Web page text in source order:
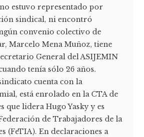
estuvo representado por
sindical, ni encontró
convenio colectivo de
Marcelo Mena Muñoz, tiene
General del ASIJEMIN
tenía sólo 26 años.
cuenta con la
está enrolado en la CTA de
que lidera Hugo Yasky y es
de Trabajadores de la
(FeTIA). En declaraciones a